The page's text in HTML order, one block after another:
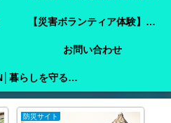
【災害ボランティア体験】嘉島町で見た「命を守ることさえ難しい現実」と、全国へ伝えたいこと
お問い合わせ
GUARD ON│暮らしを守る防犯ガイド
防災サイト